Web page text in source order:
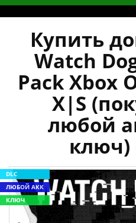
Купить
Watch
Pack Xbox
X|S
любой
DLC
ЛЮБОЙ АКК
КЛЮЧ